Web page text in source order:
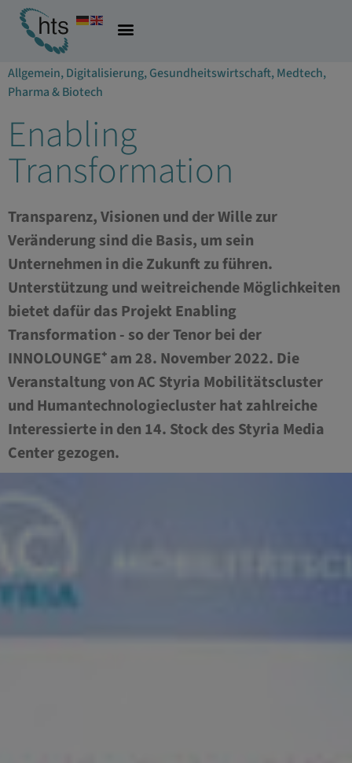
01.12.2022
Allgemein,Digitalisierung,Gesundheitswirtschaft,Medtech,
Pharma & Biotech
Enabling
Transformation
Transparenz, Visionen und der Wille zur
Veränderung sind die Basis, um sein
Unternehmen in die Zukunft zu führen.
Unterstützung und weitreichende Möglichkeiten
bietet dafür das Projekt Enabling
Transformation - so der Tenor bei der
INNOLOUNGE⁺ am 28. November 2022. Die
Veranstaltung von AC Styria Mobilitätscluster
und Humantechnologiecluster hat zahlreiche
Interessierte in den 14. Stock des Styria Media
Center gezogen.